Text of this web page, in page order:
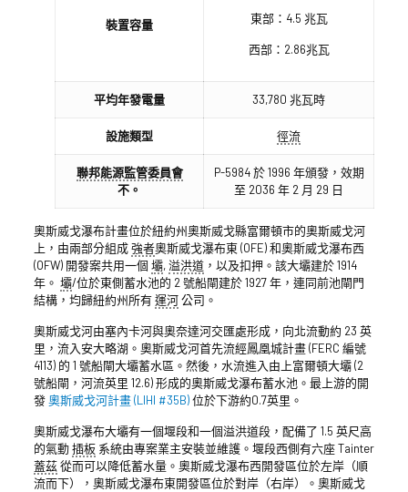
裝置容量 東部：4.5 兆瓦
西部：2.86兆瓦
平均年發電量 33,780 兆瓦時
設施類型 徑流
聯邦能源監管委員會
不。
P-5984 於 1996 年頒發，效期
至 2036 年 2 月 29 日
奧斯威戈瀑布計畫位於紐約州奧斯威戈縣富爾頓市的奧斯威戈河
上，由兩部分組成強者奧斯威戈瀑布東 (OFE) 和奧斯威戈瀑布西
(OFW) 開發案共用一個 壩,溢洪道，以及扣押。該大壩建於 1914
年。 壩/位於東側蓄水池的 2 號船閘建於 1927 年，連同前池閘門
結構，均歸紐約州所有運河公司。
奧斯威戈河由塞內卡河與奧奈達河交匯處形成，向北流動約 23 英
里，流入安大略湖。奧斯威戈河首先流經鳳凰城計畫 (FERC 編號
4113) 的 1 號船閘大壩蓄水區。然後，水流進入由上富爾頓大壩 (2
號船閘，河流英里 12.6) 形成的奧斯威戈瀑布蓄水池。最上游的開
發奧斯威戈河計畫 (LIHI #35B)位於下游約0.7英里。
奧斯威戈瀑布大壩有一個堰段和一個溢洪道段，配備了 1.5 英尺高
的氣動插板系統由專案業主安裝並維護。堰段西側有六座 Tainter
蓋茲從而可以降低蓄水量。奧斯威戈瀑布西開發區位於左岸（順
流而下），奧斯威戈瀑布東開發區位於對岸（右岸）。奧斯威戈